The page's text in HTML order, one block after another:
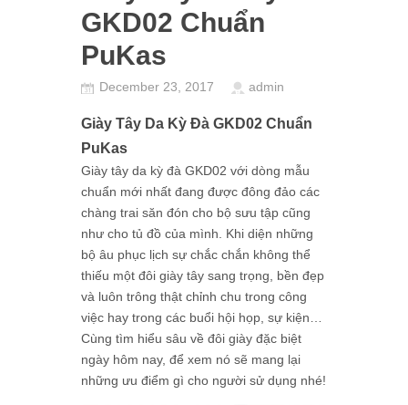
GKD02 Chuẩn
PuKas
December 23, 2017 admin
Giày Tây Da Kỳ Đà GKD02 Chuẩn
PuKas
Giày tây da kỳ đà GKD02 với dòng mẫu
chuẩn mới nhất đang được đông đảo các
chàng trai săn đón cho bộ sưu tập cũng
như cho tủ đồ của mình. Khi diện những
bộ âu phục lịch sự chắc chắn không thể
thiếu một đôi giày tây sang trọng, bền đẹp
và luôn trông thật chỉnh chu trong công
việc hay trong các buổi hội họp, sự kiện…
Cùng tìm hiểu sâu về đôi giày đặc biệt
ngày hôm nay, để xem nó sẽ mang lại
những ưu điểm gì cho người sử dụng nhé!